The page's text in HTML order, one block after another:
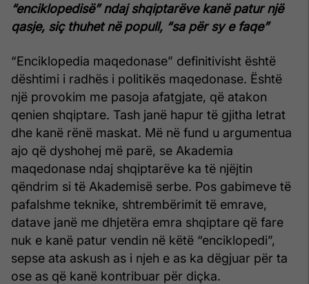
“enciklopedisë” ndaj shqiptarëve kanë patur një
qasje, siç thuhet në popull, “sa për sy e faqe”
“Enciklopedia maqedonase” definitivisht është
dështimi i radhës i politikës maqedonase. Është
një provokim me pasoja afatgjate, që atakon
qenien shqiptare. Tash janë hapur të gjitha letrat
dhe kanë rënë maskat. Më në fund u argumentua
ajo që dyshohej më parë, se Akademia
maqedonase ndaj shqiptarëve ka të njëjtin
qëndrim si të Akademisë serbe. Pos gabimeve të
pafalshme teknike, shtrembërimit të emrave,
datave janë me dhjetëra emra shqiptare që fare
nuk e kanë patur vendin në këtë “enciklopedi”,
sepse ata askush as i njeh e as ka dëgjuar për ta
ose as që kanë kontribuar për diçka.